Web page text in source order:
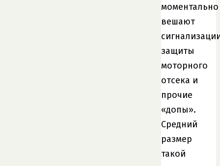
моментально
вешают
защиты
моторного
отсека и
прочие
«допы».
Средний
размер
такой